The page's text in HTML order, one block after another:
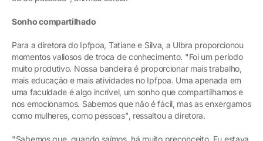
Sonho compartilhado
Para a diretora do Ipfpoa, Tatiane e Silva, a Ulbra proporcionou
momentos valiosos de troca de conhecimento. "Foi um período
muito produtivo. Nossa bandeira é proporcionar mais trabalho,
mais educação e mais atividades no Ipfpoa. Uma apenada em
uma faculdade é algo incrível, um sonho que compartilhamos e
nos emocionamos. Sabemos que não é fácil, mas as enxergamos
como mulheres, como pessoas", ressaltou a diretora.